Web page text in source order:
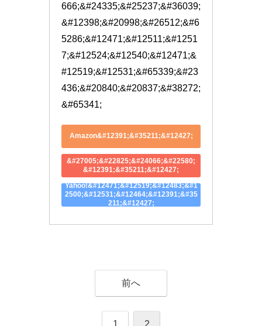
666;&#24335;&#25237;&#36039;
&#12398;&#20998;&#26512;&#6
5286;&#12471;&#12511;&#1251
7;&#12524;&#12540;&#12471;&
#12519;&#12531;&#65339;&#23
436;&#20840;&#20837;&#38272;
&#65341;
Amazon&#12391;&#35211;&#12427;
&#27005;&#22825;&#24066;&#22580;
&#12391;&#35211;&#12427;
Yahoo!&#12471;&#12519;&#12483;&#1
2500;&#12531;&#12464;&#12391;&#35
211;&#12427;
前へ
1 2